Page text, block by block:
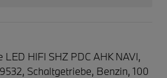
LED HIFI SHZ PDC AHK NAVI,
Schaltgetriebe, Benzin, 100